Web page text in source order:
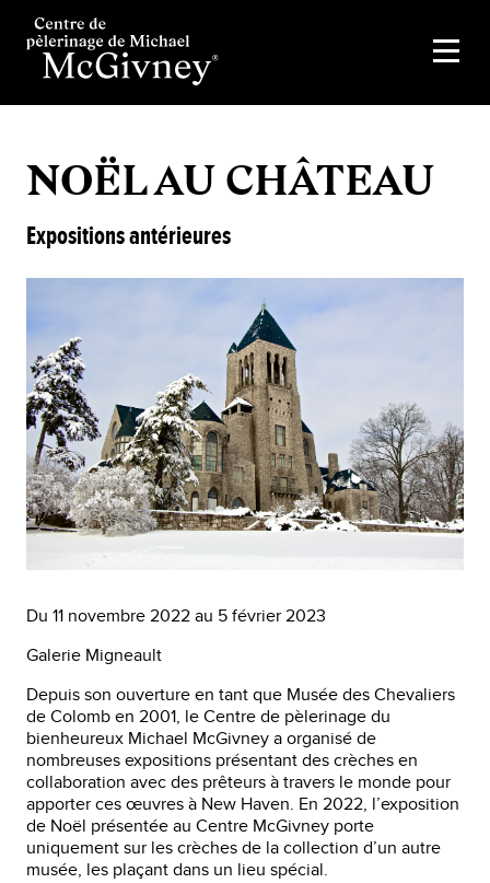
NOËL AU CHÂTEAU
Expositions antérieures
Du 11 novembre 2022 au 5 février 2023
Galerie Migneault
Depuis son ouverture en tant que Musée des Chevaliers
de Colomb en 2001, le Centre de pèlerinage du
bienheureux Michael McGivney a organisé de
nombreuses expositions présentant des crèches en
collaboration avec des prêteurs à travers le monde pour
apporter ces œuvres à New Haven. En 2022, l’exposition
de Noël présentée au Centre McGivney porte
uniquement sur les crèches de la collection d’un autre
musée, les plaçant dans un lieu spécial.